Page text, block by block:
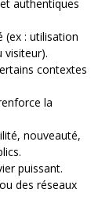
authentiques
(ex : utilisation
visiteur).
contextes
la
nouveauté,
puissant.
des réseaux